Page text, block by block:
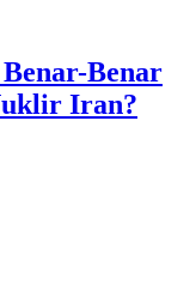
Benar
Iran?